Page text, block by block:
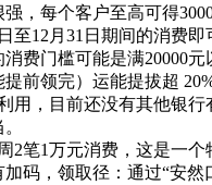
每个客户至高可得
至12月31日期间的消费
费门槛可能是满20000元
提前领完）运能提拔超
用，目前还没有其他银行
1万元消费，这是一个
码，领取径：通过“安然